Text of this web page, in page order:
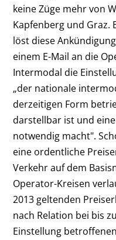
keine Züge mehr von
Kapfenberg und Graz.
löst diese
einem E-Mail an die
Intermodal die
„der nationale
derzeitigen Form
darstellbar ist und
notwendig macht".
eine ordentliche
Verkehr auf dem
Operator-Kreisen
2013 geltenden
nach Relation bei bis
Einstellung